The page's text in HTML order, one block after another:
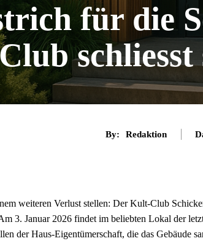
für die
By: Redaktion
weiteren Verlust stellen: Der Kult-Club
3. Januar 2026 findet im beliebten Lokal der
der Haus-Eigentümerschaft, die das Gebäude